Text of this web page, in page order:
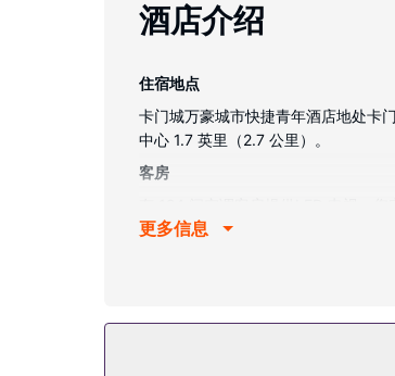
酒店介绍
住宿地点
卡门城万豪城市快捷青年酒店地处卡
中心 1.7 英里（2.7 公里）。
客房
私人浴室提供免费洗浴用品和吹风机
餐厅
免费全套早餐供应时间为：周一至
更多信息